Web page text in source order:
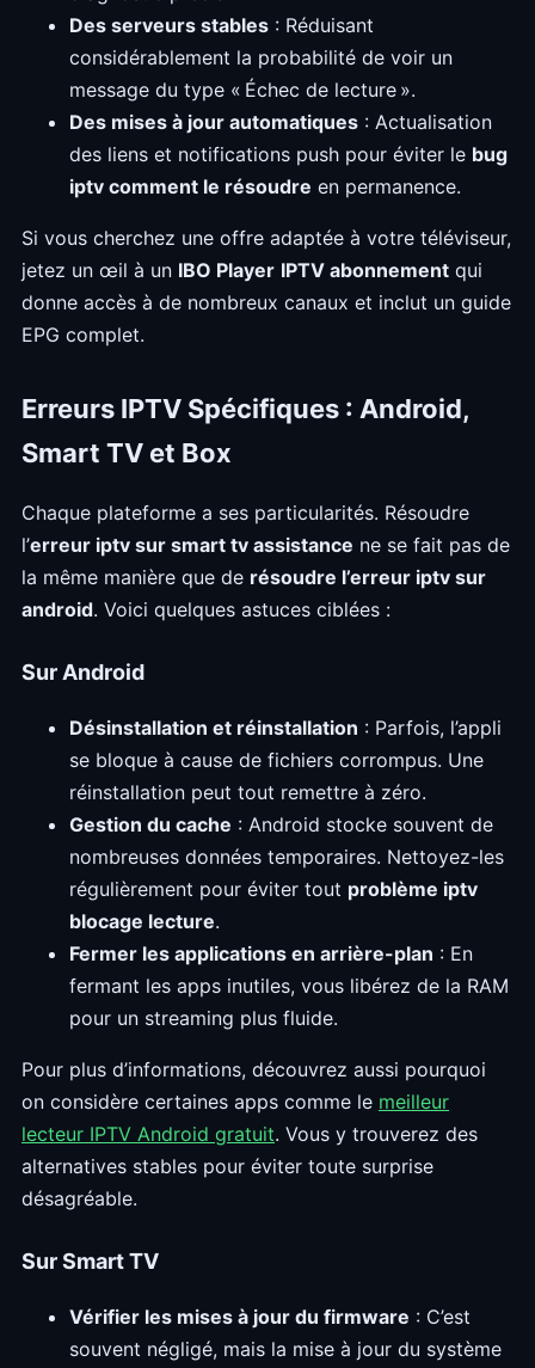
Des serveurs stables : Réduisant
considérablement la probabilité de voir un
message du type « Échec de lecture ».
Des mises à jour automatiques : Actualisation
des liens et notifications push pour éviter le bug
iptv comment le résoudre en permanence.
Si vous cherchez une offre adaptée à votre téléviseur,
jetez un œil à un IBO Player IPTV abonnement qui
donne accès à de nombreux canaux et inclut un guide
EPG complet.
Erreurs IPTV Spécifiques : Android,
Smart TV et Box
Chaque plateforme a ses particularités. Résoudre
l’erreur iptv sur smart tv assistance ne se fait pas de
la même manière que de résoudre l’erreur iptv sur
android. Voici quelques astuces ciblées :
Sur Android
Désinstallation et réinstallation : Parfois, l’appli
se bloque à cause de fichiers corrompus. Une
réinstallation peut tout remettre à zéro.
Gestion du cache : Android stocke souvent de
nombreuses données temporaires. Nettoyez-les
régulièrement pour éviter tout problème iptv
blocage lecture.
Fermer les applications en arrière-plan : En
fermant les apps inutiles, vous libérez de la RAM
pour un streaming plus fluide.
Pour plus d’informations, découvrez aussi pourquoi
on considère certaines apps comme le meilleur
lecteur IPTV Android gratuit. Vous y trouverez des
alternatives stables pour éviter toute surprise
désagréable.
Sur Smart TV
Vérifier les mises à jour du firmware : C’est
souvent négligé, mais la mise à jour du système